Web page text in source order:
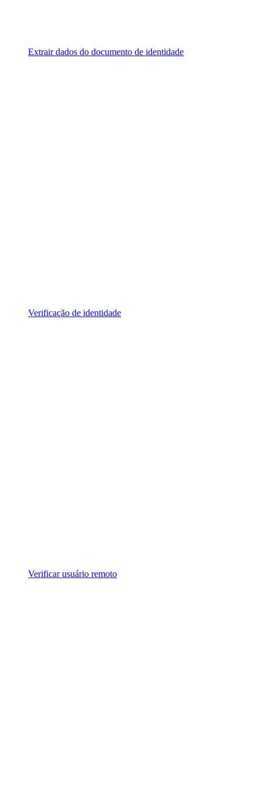
Extrair dados do documento de identidade
Verificação de identidade
Verificar usuário remoto